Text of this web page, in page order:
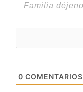
0 COMENTARIOS